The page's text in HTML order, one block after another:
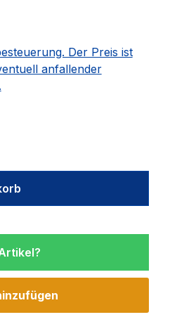
Der Preis ist
anfallender
Wert